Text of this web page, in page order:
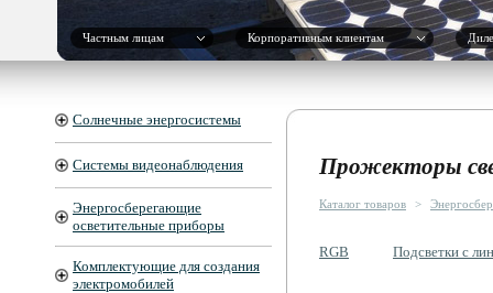
Частным лицам Корпоративным клиентам
Солнечные энергосистемы
Системы видеонаблюдения
Энергосберегающие
осветительные приборы
Комплектующие для создания
электромобилей
Прожекторы
Каталог товаров >
RGB Подсветки с